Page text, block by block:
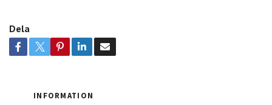
Dela
INFORMATION